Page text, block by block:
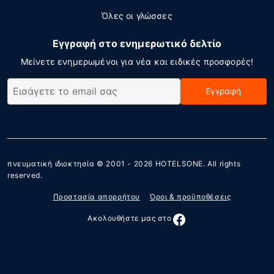
Όλες οι γλώσσες
Εγγραφή στο ενημερωτικό δελτίο
Μείνετε ενημερωμένοι για νέα και ειδικές προσφορές!
Εγγραφή
πνευματική ιδιοκτησία © 2001 - 2026 HOTELSONE. All rights
reserved.
Προστασία απορρήτου Όροι & προϋποθέσεις
Ακολουθήστε μας στο